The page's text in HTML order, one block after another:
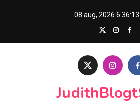
08 aug, 2026